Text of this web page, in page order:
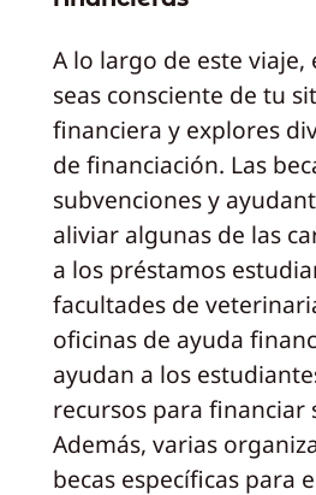
A lo largo de este viaje,
seas consciente de tu
financiera y explores
de financiación. Las
subvenciones y
aliviar algunas de las
a los préstamos
facultades de
oficinas de ayuda
ayudan a los
recursos para financiar
Además, varias
becas específicas para